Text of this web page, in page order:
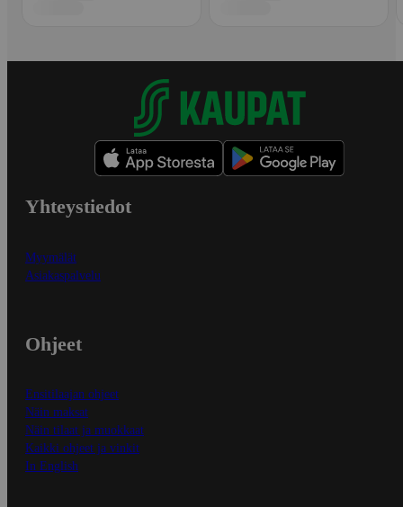
Yhteystiedot
Myymälät
Asiakaspalvelu
Ohjeet
Ensitilaajan ohjeet
Näin maksat
Näin tilaat ja muokkaat
Kaikki ohjeet ja vinkit
In English